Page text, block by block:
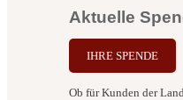
Aktuelle
IHRE SPENDE
Ob für Kunden der